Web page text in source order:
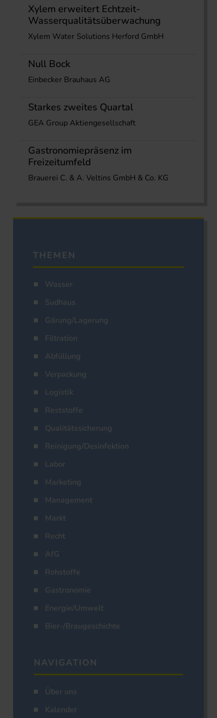
Xylem erweitert Echtzeit-
Wasserqualitätsüberwachung
Xylem Water Solutions Herford GmbH
Null Bock
Einbecker Brauhaus AG
Starkes zweites Quartal
GEA Group Aktiengesellschaft
Gastronomiepräsenz im
Freizeitumfeld
Brauerei C. & A. Veltins GmbH & Co. KG
THEMEN
Wasser
Sudhaus
Gärung/Lagerung
Filtration
Abfüllung
Verpackung
Logistik
Reststoffe
Qualitätssicherung
Reinigung/Desinfektion
Labor
Marketing
Management
Markt
Recht
AfG
Rohstoffe
Gastronomie
Energie/Umwelt
Bier-/Braugeschichte
NAVIGATION
Über uns
Kalender